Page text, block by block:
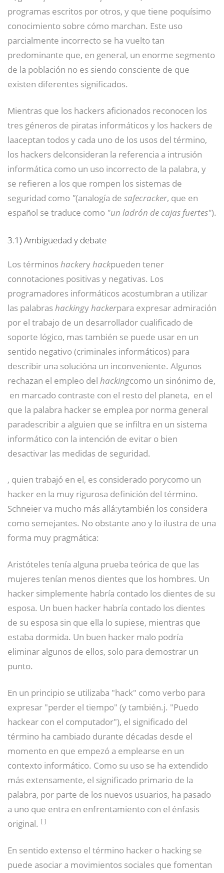
programas escritos por otros, y que tiene poquísimo
conocimiento sobre cómo marchan. Este uso
parcialmente incorrecto se ha vuelto tan
predominante que, en general, un enorme segmento
de la población no es siendo consciente de que
existen diferentes significados.
Mientras que los hackers aficionados reconocen los
tres géneros de piratas informáticos y los hackers de
laaceptan todos y cada uno de los usos del término,
los hackers delconsideran la referencia a intrusión
informática como un uso incorrecto de la palabra, y
se refieren a los que rompen los sistemas de
seguridad como "(analogía de safecracker, que en
español se traduce como "un ladrón de cajas fuertes").
3.1) Ambigüedad y debate
Los términos hackery hackpueden tener
connotaciones positivas y negativas. Los
programadores informáticos acostumbran a utilizar
las palabras hackingy hackerpara expresar admiración
por el trabajo de un desarrollador cualificado de
soporte lógico, mas también se puede usar en un
sentido negativo (criminales informáticos) para
describir una solucióna un inconveniente. Algunos
rechazan el empleo del hackingcomo un sinónimo de,
​ en marcado contraste con el resto del planeta, ​ en el
que la palabra hacker se emplea por norma general
paradescribir a alguien que se infiltra en un sistema
informático con la intención de evitar o bien
desactivar las medidas de seguridad.
, quien trabajó en el, es considerado porycomo un
hacker en la muy rigurosa definición del término.
Schneier va mucho más allá:ytambién los considera
como semejantes. No obstante ano y lo ilustra de una
forma muy pragmática:
Aristóteles tenía alguna prueba teórica de que las
mujeres tenían menos dientes que los hombres. Un
hacker simplemente habría contado los dientes de su
esposa. Un buen hacker habría contado los dientes
de su esposa sin que ella lo supiese, mientras que
estaba dormida. Un buen hacker malo podría
eliminar algunos de ellos, solo para demostrar un
punto.
En un principio se utilizaba "hack" como verbo para
expresar "perder el tiempo" (y también.j. "Puedo
hackear con el computador"), el significado del
término ha cambiado durante décadas desde el
momento en que empezó a emplearse en un
contexto informático. Como su uso se ha extendido
más extensamente, el significado primario de la
palabra, por parte de los nuevos usuarios, ha pasado
a uno que entra en enfrentamiento con el énfasis
original. []
En sentido extenso el término hacker o hacking se
puede asociar a movimientos sociales que fomentan